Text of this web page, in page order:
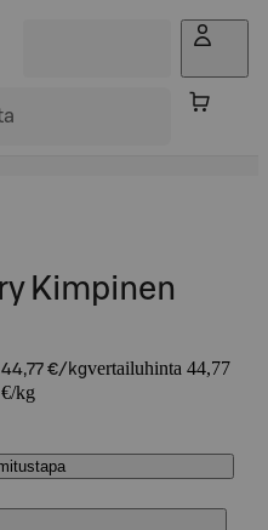
Kimpinen
44,77 €/kgvertailuhinta 44,77
€/kg